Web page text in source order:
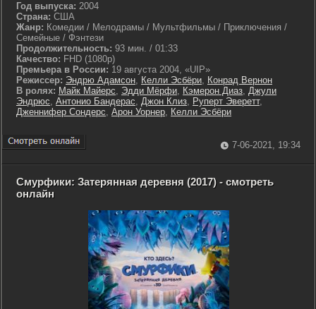
Год выпуска: 2004
Страна: США
Жанр: Комедии / Мелодрамы / Мультфильмы / Приключения /
Семейные / Фэнтези
Продолжительность: 93 мин. / 01:33
Качество: FHD (1080p)
Премьера в России: 19 августа 2004, «UIP»
Режиссер: Эндрю Адамсон, Келли Эсбёри, Конрад Вернон
В ролях: Майк Майерс, Эдди Мёрфи, Кэмерон Диаз, Джули
Эндрюс, Антонио Бандерас, Джон Клиз, Руперт Эверетт,
Дженнифер Сондерс, Арон Уорнер, Келли Эсбёри
7-06-2021, 19:34
Смурфики: Затерянная деревня (2017) - смотреть
онлайн